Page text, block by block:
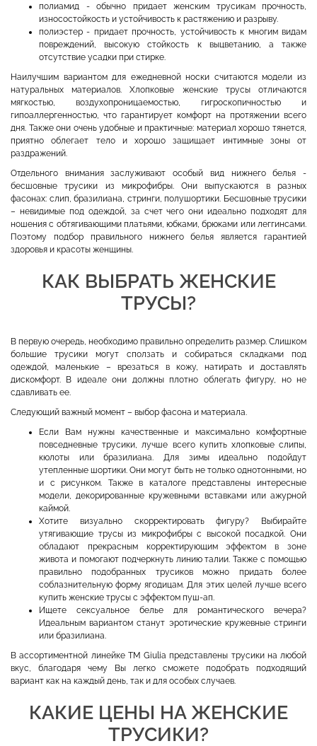
полиамид - обычно придает женским трусикам прочность,
износостойкость и устойчивость к растяжению и разрыву.
полиэстер - придает прочность, устойчивость к многим видам
повреждений, высокую стойкость к выцветанию, а также
отсутствие усадки при стирке.
Наилучшим вариантом для ежедневной носки считаются модели из
натуральных материалов. Хлопковые женские трусы отличаются
мягкостью, воздухопроницаемостью, гигроскопичностью и
гипоаллергенностью, что гарантирует комфорт на протяжении всего
дня. Также они очень удобные и практичные: материал хорошо тянется,
приятно облегает тело и хорошо защищает интимные зоны от
раздражений.
Отдельного внимания заслуживают особый вид нижнего белья -
бесшовные трусики из микрофибры. Они выпускаются в разных
фасонах: слип, бразилиана, стринги, полушортики. Бесшовные трусики
– невидимые под одеждой, за счет чего они идеально подходят для
ношения с обтягивающими платьями, юбками, брюками или леггинсами.
Поэтому подбор правильного нижнего белья является гарантией
здоровья и красоты женщины.
КАК ВЫБРАТЬ ЖЕНСКИЕ
ТРУСЫ?
В первую очередь, необходимо правильно определить размер. Слишком
большие трусики могут сползать и собираться складками под
одеждой, маленькие – врезаться в кожу, натирать и доставлять
дискомфорт. В идеале они должны плотно облегать фигуру, но не
сдавливать ее.
Следующий важный момент – выбор фасона и материала.
Если Вам нужны качественные и максимально комфортные
повседневные трусики, лучше всего купить хлопковые слипы,
кюлоты или бразилиана. Для зимы идеально подойдут
утепленные шортики. Они могут быть не только однотонными, но
и с рисунком. Также в каталоге представлены интересные
модели, декорированные кружевными вставками или ажурной
каймой.
Хотите визуально скорректировать фигуру? Выбирайте
утягивающие трусы из микрофибры с высокой посадкой. Они
обладают прекрасным корректирующим эффектом в зоне
живота и помогают подчеркнуть линию талии. Также с помощью
правильно подобранных трусиков можно придать более
соблазнительную форму ягодицам. Для этих целей лучше всего
купить женские трусы с эффектом пуш-ап.
Ищете сексуальное белье для романтического вечера?
Идеальным вариантом станут эротические кружевные стринги
или бразилиана.
В ассортиментной линейке ТМ Giulia представлены трусики на любой
вкус, благодаря чему Вы легко сможете подобрать подходящий
вариант как на каждый день, так и для особых случаев.
КАКИЕ ЦЕНЫ НА ЖЕНСКИЕ
ТРУСИКИ?